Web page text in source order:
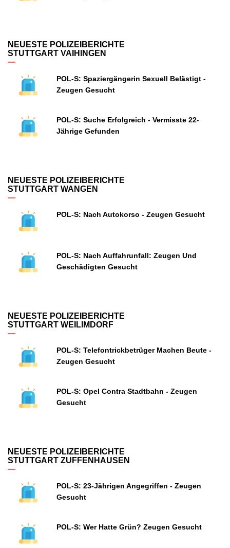
NEUESTE POLIZEIBERICHTE
STUTTGART VAIHINGEN
POL-S: Spaziergängerin Sexuell Belästigt -
Zeugen Gesucht
POL-S: Suche Erfolgreich - Vermisste 22-
Jährige Gefunden
NEUESTE POLIZEIBERICHTE
STUTTGART WANGEN
POL-S: Nach Autokorso - Zeugen Gesucht
POL-S: Nach Auffahrunfall: Zeugen Und
Geschädigten Gesucht
NEUESTE POLIZEIBERICHTE
STUTTGART WEILIMDORF
POL-S: Telefontrickbetrüger Machen Beute -
Zeugen Gesucht
POL-S: Opel Contra Stadtbahn - Zeugen
Gesucht
NEUESTE POLIZEIBERICHTE
STUTTGART ZUFFENHAUSEN
POL-S: 23-Jährigen Angegriffen - Zeugen
Gesucht
POL-S: Wer Hatte Grün? Zeugen Gesucht